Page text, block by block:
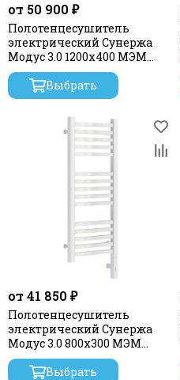
от 50 900 ₽
Полотенцесушитель
электрический Сунержа
Модус 3.0 1200х400 МЭМ
правый
Выбрать
от 41 850 ₽
Полотенцесушитель
электрический Сунержа
Модус 3.0 800x300 МЭМ
правый
Выбрать